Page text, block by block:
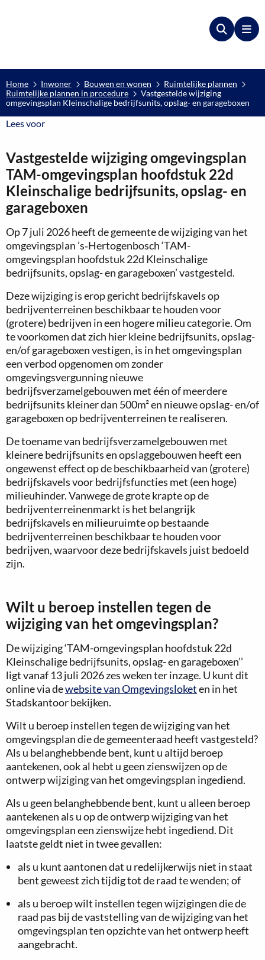
Zoeken
Home Inwoner Bouwen en wonen
Ruimtelijke plannen
Ruimtelijke plannen in procedure
Vastgestelde wijziging
omgevingsplan Kleinschalige bedrijfsunits, opslag- en garageboxen
Lees voorLees voor
Vastgestelde wijziging omgevingsplan
TAM-omgevingsplan hoofdstuk 22d
Kleinschalige bedrijfsunits, opslag- en
garageboxen
Op 7 juli 2026 heeft de gemeente de wijziging van het
omgevingsplan ’s‑Hertogenbosch ‘TAM-
omgevingsplan hoofdstuk 22d Kleinschalige
bedrijfsunits, opslag- en garageboxen’ vastgesteld.
Deze wijziging is erop gericht bedrijfskavels op
bedrijventerreinen beschikbaar te houden voor
(grotere) bedrijven in een hogere milieu categorie. Om
te voorkomen dat zich hier kleine bedrijfsunits, opslag-
en/of garageboxen vestigen, is in het omgevingsplan
een verbod opgenomen om zonder
omgevingsvergunning nieuwe
bedrijfsverzamelgebouwen met één of meerdere
bedrijfsunits kleiner dan 500m² en nieuwe opslag- en/of
garageboxen op bedrijventerreinen te realiseren.
De toename van bedrijfsverzamelgebouwen met
kleinere bedrijfsunits en opslaggebouwen heeft een
ongewenst effect op de beschikbaarheid van (grotere)
bedrijfskavels voor bedrijfsfuncties met (een hoge)
milieuhinder. Vanwege de grote krapte op de
bedrijventerreinenmarkt is het belangrijk
bedrijfskavels en milieuruimte op bestaande
bedrijventerreinen beschikbaar te houden voor
bedrijven, waarvoor deze bedrijfskavels juist bedoeld
zijn.
Wilt u beroep instellen tegen de
wijziging van het omgevingsplan?
De wijziging ‘TAM-omgevingsplan hoofdstuk 22d
Kleinschalige bedrijfsunits, opslag- en garageboxen’’
ligt vanaf 13 juli 2026 zes weken ter inzage. U kunt dit
online via dewebsite van Omgevingsloketen in het
Stadskantoor bekijken.
Wilt u beroep instellen tegen de wijziging van het
omgevingsplan die de gemeenteraad heeft vastgesteld?
Als u belanghebbende bent, kunt u altijd beroep
aantekenen, ook al hebt u geen zienswijzen op de
ontwerp wijziging van het omgevingsplan ingediend.
Als u geen belanghebbende bent, kunt u alleen beroep
aantekenen als u op de ontwerp wijziging van het
omgevingsplan een zienswijze hebt ingediend. Dit
laatste geldt niet in twee gevallen:
als u kunt aantonen dat u redelijkerwijs niet in staat
bent geweest zich tijdig tot de raad te wenden; of
als u beroep wilt instellen tegen wijzigingen die de
raad pas bij de vaststelling van de wijziging van het
omgevingsplan ten opzichte van het ontwerp heeft
aangebracht.